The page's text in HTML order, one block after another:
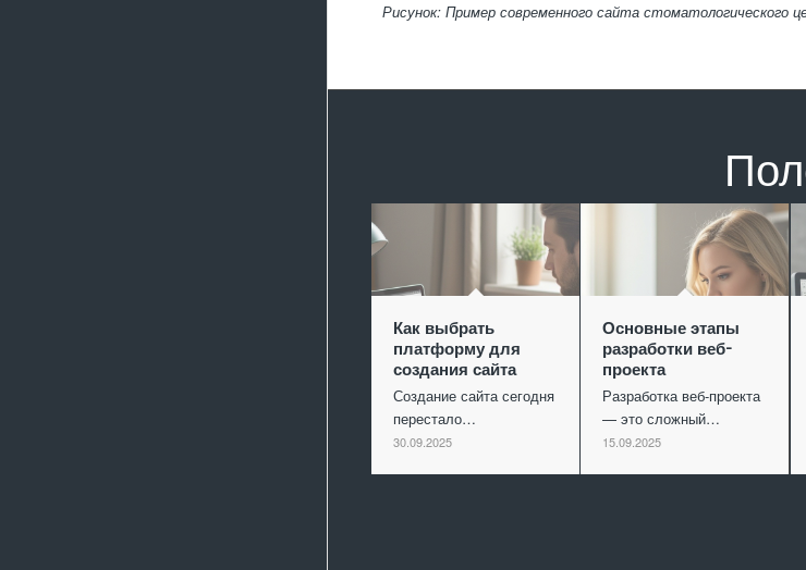
Рисунок: Пример современного сайта
Как выбрать
платформу для
создания сайта
Создание сайта сегодня
перестало…
30.09.2025
Основные этапы
разработки веб-
проекта
Разработка веб-проекта
— это сложный…
15.09.2025